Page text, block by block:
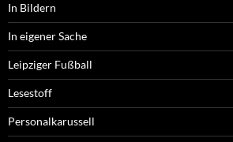
In Bildern
In eigener Sache
Leipziger Fußball
Lesestoff
Personalkarussell